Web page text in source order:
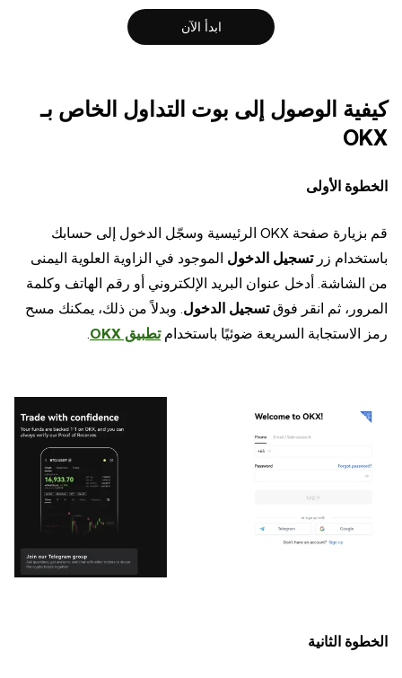
ابدأ الآن
كيفية الوصول إلى بوت التداول الخاص بـ
OKX
الخطوة الأولى
قم بزيارة صفحة OKX الرئيسية وسجّل الدخول إلى حسابك
باستخدام زرتسجيل الدخول الموجود في الزاوية العلوية اليمنى
من الشاشة. أدخل عنوان البريد الإلكتروني أو رقم الهاتف وكلمة
المرور، ثم انقر فوقتسجيل الدخول. وبدلاً من ذلك، يمكنك مسح
رمز الاستجابة السريعة ضوئيًا باستخدامتطبيق OKX .
الخطوة الثانية